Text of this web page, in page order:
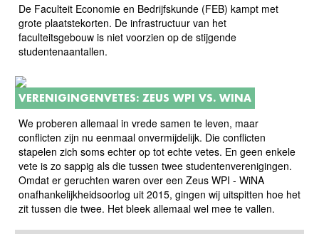
De Faculteit Economie en Bedrijfskunde (FEB) kampt met
grote plaatstekorten. De infrastructuur van het
faculteitsgebouw is niet voorzien op de stijgende
studentenaantallen.
VERENIGINGENVETES: ZEUS WPI VS. WINA
We proberen allemaal in vrede samen te leven, maar
conflicten zijn nu eenmaal onvermijdelijk. Die conflicten
stapelen zich soms echter op tot echte vetes. En geen enkele
vete is zo sappig als die tussen twee studentenverenigingen.
Omdat er geruchten waren over een Zeus WPI - WiNA
onafhankelijkheidsoorlog uit 2015, gingen wij uitspitten hoe het
zit tussen die twee. Het bleek allemaal wel mee te vallen.